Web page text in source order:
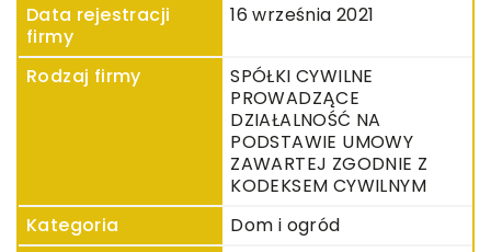
Data rejestracji
firmy
16 września 2021
Rodzaj firmy
SPÓŁKI CYWILNE
PROWADZĄCE
DZIAŁALNOŚĆ NA
PODSTAWIE UMOWY
ZAWARTEJ ZGODNIE Z
KODEKSEM CYWILNYM
Kategoria
Dom i ogród